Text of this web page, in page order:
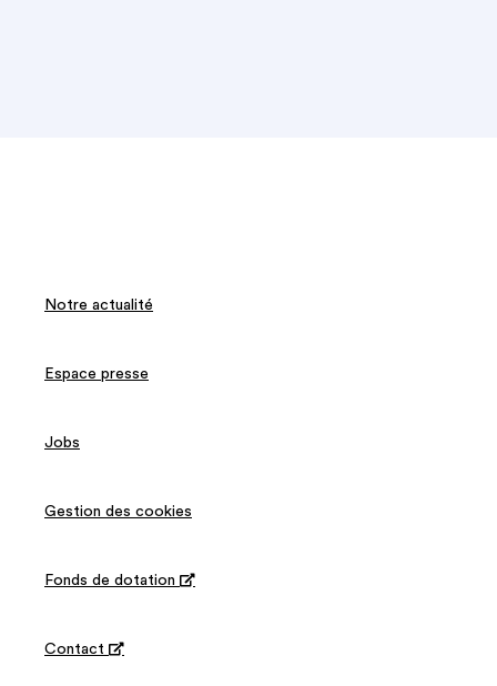
Notre actualité
Espace presse
Jobs
Gestion des cookies
Fonds de dotation 
Contact 